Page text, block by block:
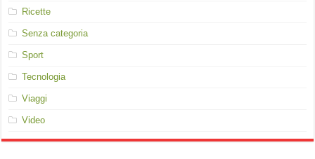
Ricette
Senza categoria
Sport
Tecnologia
Viaggi
Video